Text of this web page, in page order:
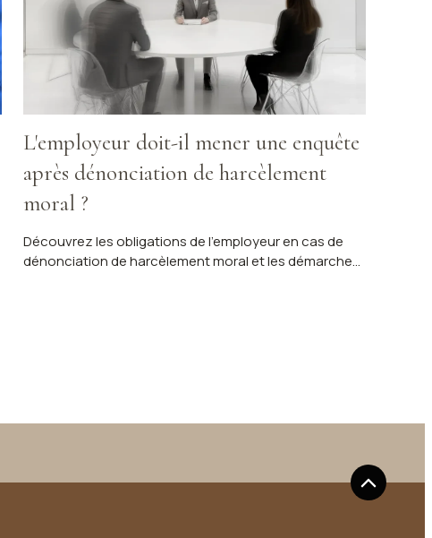
L'employeur doit-il mener une enquête
après dénonciation de harcèlement
moral ?
Découvrez les obligations de l'employeur en cas de
dénonciation de harcèlement moral et les démarches